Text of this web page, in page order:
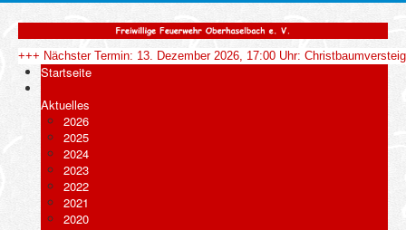
+++ Nächster Termin: 13. Dezember 2026, 17:00 Uhr:
Startseite
Aktuelles
2026
2025
2024
2023
2022
2021
2020